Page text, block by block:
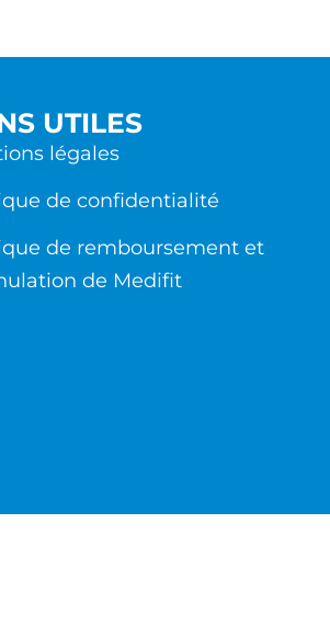
UTILES
légales
de confidentialité
de remboursement et
de Medifit